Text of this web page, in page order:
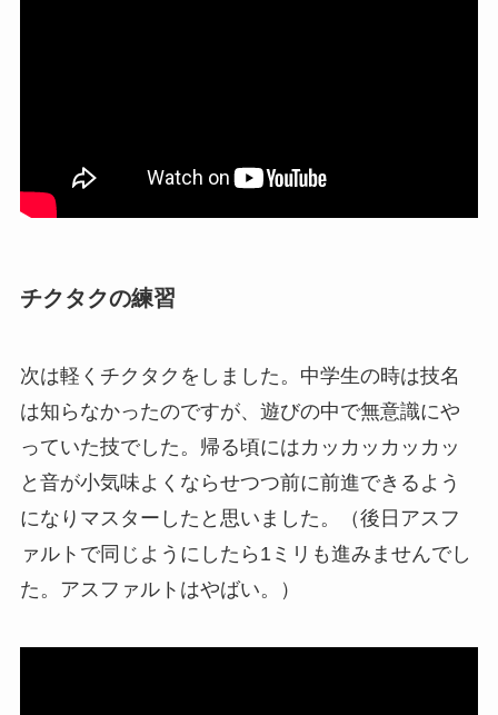
チクタクの練習
次は軽くチクタクをしました。中学生の時は技名
は知らなかったのですが、遊びの中で無意識にや
っていた技でした。帰る頃にはカッカッカッカッ
と音が小気味よくならせつつ前に前進できるよう
になりマスターしたと思いました。（後日アスフ
ァルトで同じようにしたら1ミリも進みませんでし
た。アスファルトはやばい。）